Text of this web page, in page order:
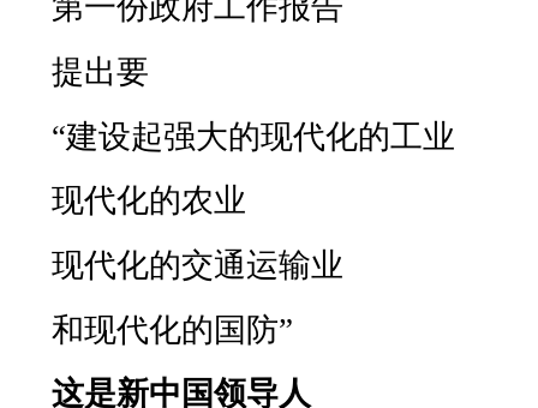
第一份政府工作报告
提出要
“建设起强大的现代化的工业
现代化的农业
现代化的交通运输业
和现代化的国防”
这是新中国领导人